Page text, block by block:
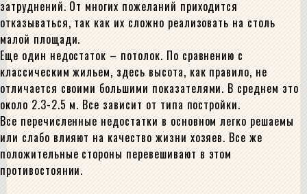
затруднений. От многих пожеланий приходится
отказываться, так как их сложно реализовать на столь
малой площади.
Еще один недостаток – потолок. По сравнению с
классическим жильем, здесь высота, как правило, не
отличается своими большими показателями. В среднем это
около 2.3-2.5 м. Все зависит от типа постройки.
Все перечисленные недостатки в основном легко решаемы
или слабо влияют на качество жизни хозяев. Все же
положительные стороны перевешивают в этом
противостоянии.